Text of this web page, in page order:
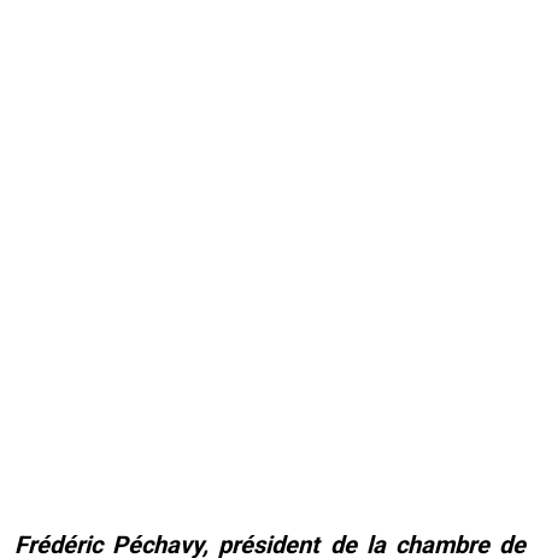
Frédéric Péchavy, président de la chambre de